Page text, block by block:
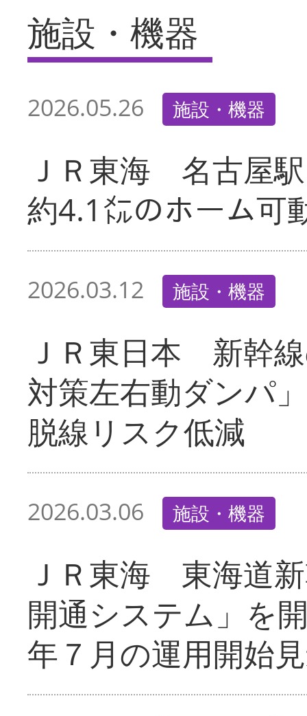
施設・機器
2026.05.26 施設・機器
ＪＲ東海 名古屋
約4.1㍍のホーム可
2026.03.12 施設・機器
ＪＲ東日本 新幹
対策左右動ダン
脱線リスク低減
2026.03.06 施設・機器
ＪＲ東海 東海道
開通システム」を
年７月の運用開始